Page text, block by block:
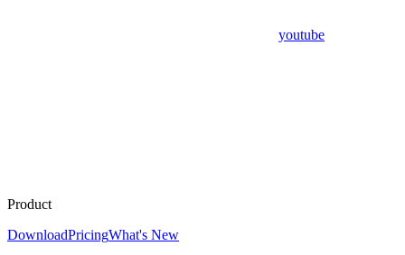
youtube
Product
DownloadPricingWhat's New